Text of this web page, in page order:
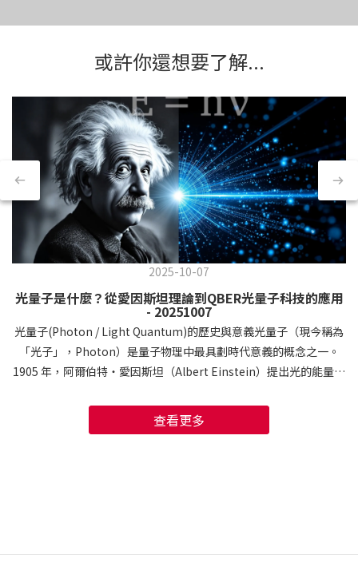
或許你還想要了解...
2025-10-07
光量子是什麼？從愛因斯坦理論到QBER光量子科技的應用
- 20251007
光量子(Photon / Light Quantum)的歷史與意義光量子（現今稱為
「光子」，Photon）是量子物理中最具劃時代意義的概念之一。
1905 年，阿爾伯特・愛因斯坦（Albert Einstein）提出光的能量並
子假說」不僅成功解釋了光電效應，也推翻了長久以來的古典電磁
波理論，成為愛因斯坦獲得 1921 年諾貝爾物理學獎的主要原因之一
量子假設 量子論的萌芽始於 1900 年的黑體輻射研究。 普朗克在分
查看更多